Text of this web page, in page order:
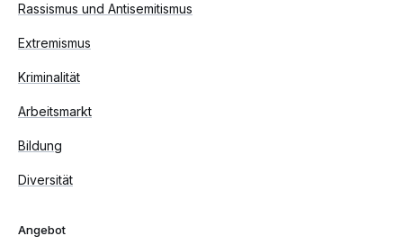
Rassismus und Antisemitismus
Extremismus
Kriminalität
Arbeitsmarkt
Bildung
Diversität
Angebot